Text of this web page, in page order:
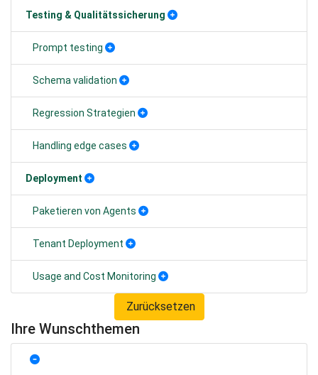
Testing & Qualitätssicherung
Prompt testing
Schema validation
Regression Strategien
Handling edge cases
Deployment
Paketieren von Agents
Tenant Deployment
Usage and Cost Monitoring
Zurücksetzen
Ihre Wunschthemen